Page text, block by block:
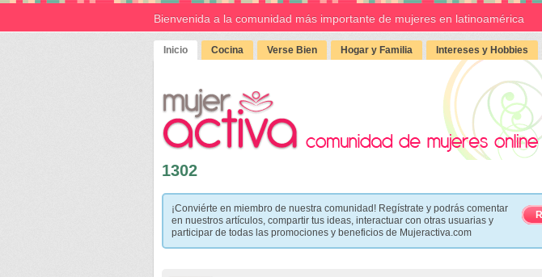
Bienvenida a la comunidad más importante de mujeres en latinoamérica
Inicio Cocina Verse Bien Hogar y Familia Intereses y Hobbies
1302
¡Conviérte en miembro de nuestra comunidad! Regístrate y podrás comentar
en nuestros artículos, compartir tus ideas, interactuar con otras usuarias y
participar de todas las promociones y beneficios de Mujeractiva.com